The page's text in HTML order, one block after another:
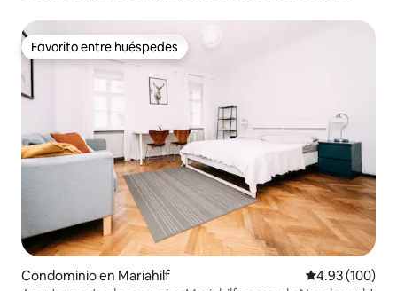
Favorito entre huéspedes
Favorito entre huéspedes
Condominio en Mariahilf Calificación
4.93 (100)